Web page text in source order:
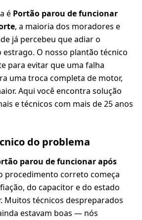
é Portão parou de funcionar
, a maioria dos moradores e
já percebeu que adiar o
O nosso plantão técnico
para evitar que uma falha
uma troca completa de motor,
Aqui você encontra solução
e técnicos com mais de 25 anos
do problema
parou de funcionar após
procedimento correto começa
do capacitor e do estado
Muitos técnicos despreparados
estavam boas — nós